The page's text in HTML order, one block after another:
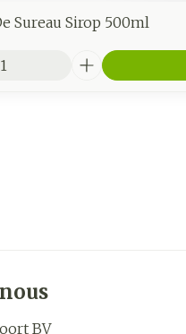
Sureau Sirop 500ml
BV